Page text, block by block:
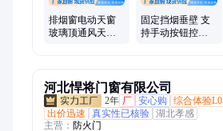
排烟窗电动天窗
玻璃顶通风天窗
固定挡烟垂壁 支
持手动按钮控制
河北悍将门窗有限公司
2年 厂 安心购 综合体验L0
出价迅速
真实性已核验 湖北孝感
主营： 防火门